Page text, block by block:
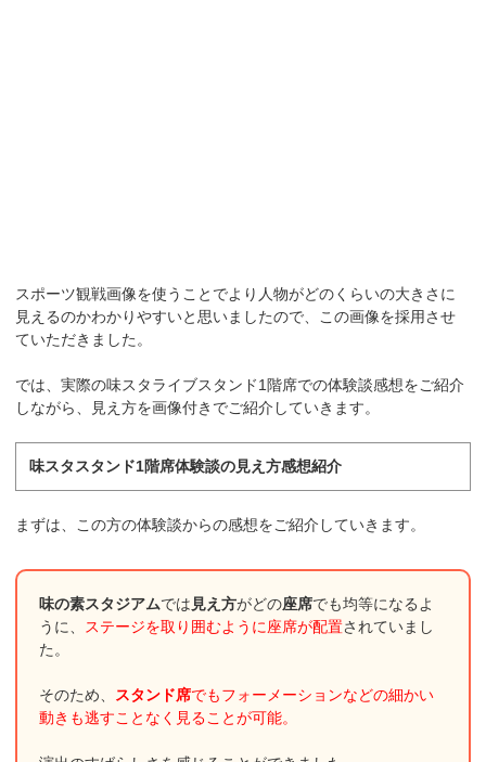
スポーツ観戦画像を使うことでより人物がどのくらいの大きさに
見えるのかわかりやすいと思いましたので、この画像を採用させ
ていただきました。
では、実際の味スタライブスタンド1階席での体験談感想をご紹介
しながら、見え方を画像付きでご紹介していきます。
味スタスタンド1階席体験談の見え方感想紹介
まずは、この方の体験談からの感想をご紹介していきます。
味の素スタジアムでは 見え方がどの座席でも均等になるよ
うに、 ステージを取り囲むように座席が配置されていまし
た。
そのため、 スタンド席でもフォーメーションなどの細かい
動きも逃すことなく見ることが可能。